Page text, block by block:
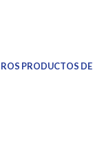
PRODUCTOS DE